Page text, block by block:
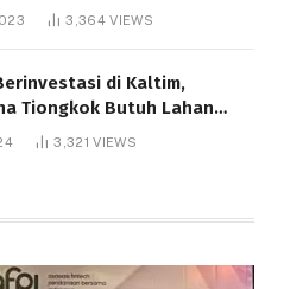
3,364VIEWS
di Kaltim,
Tiongkok Butuh Lahan
3,321VIEWS